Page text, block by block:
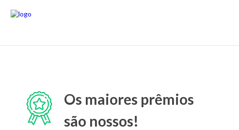
Os maiores prêmios
são nossos!